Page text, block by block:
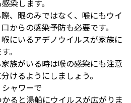
染します。
、眼のみではなく、喉にもウイ
からの感染予防も必要です。
にいるアデノウイルスが家族に
。
族がいる時は喉の感染にも注意
けるようにしましょう。
ャワーで
ると湯船にウイルスが広がりま